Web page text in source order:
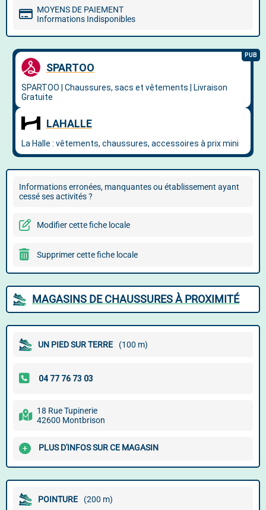
MOYENS DE PAIEMENT
Informations Indisponibles
Informations erronées, manquantes ou établissement ayant
cessé ses activités ?
Modifier cette fiche locale
Supprimer cette fiche locale
MAGASINS DE CHAUSSURES À PROXIMITÉ
UN PIED SUR TERRE (100 m)
18 Rue Tupinerie
42600 Montbrison
PLUS D'INFOS SUR CE MAGASIN
POINTURE (200 m)